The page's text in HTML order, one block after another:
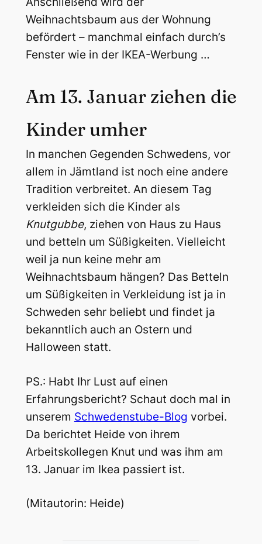
Weihnachtsbaum aus der Wohnung
befördert – manchmal einfach durch’s
Fenster wie in der IKEA-Werbung …
Am 13. Januar ziehen die
Kinder umher
In manchen Gegenden Schwedens, vor
allem in Jämtland ist noch eine andere
Tradition verbreitet. An diesem Tag
verkleiden sich die Kinder als
Knutgubbe, ziehen von Haus zu Haus
und betteln um Süßigkeiten. Vielleicht
weil ja nun keine mehr am
Weihnachtsbaum hängen? Das Betteln
um Süßigkeiten in Verkleidung ist ja in
Schweden sehr beliebt und findet ja
bekanntlich auch an Ostern und
Halloween statt.
PS.: Habt Ihr Lust auf einen
Erfahrungsbericht? Schaut doch mal in
unserem Schwedenstube-Blog vorbei.
Da berichtet Heide von ihrem
Arbeitskollegen Knut und was ihm am
13. Januar im Ikea passiert ist.
(Mitautorin: Heide)